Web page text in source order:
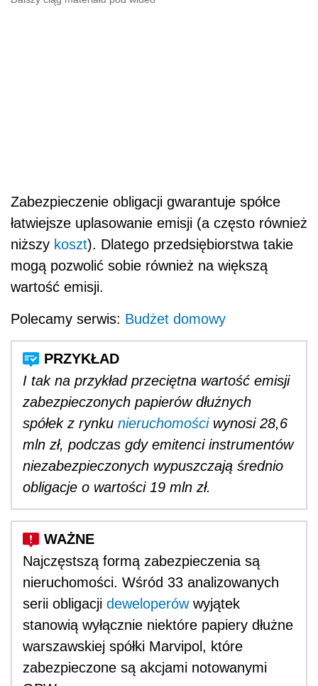
Zabezpieczenie obligacji gwarantuje spółce
łatwiejsze uplasowanie emisji (a często również
niższy koszt). Dlatego przedsiębiorstwa takie
mogą pozwolić sobie również na większą
wartość emisji.
Polecamy serwis: Budżet domowy
I tak na przykład przeciętna wartość emisji
zabezpieczonych papierów dłużnych
spółek z rynku nieruchomościwynosi 28,6
mln zł, podczas gdy emitenci instrumentów
niezabezpieczonych wypuszczają średnio
obligacje o wartości 19 mln zł.
Najczęstszą formą zabezpieczenia są
nieruchomości. Wśród 33 analizowanych
serii obligacji deweloperówwyjątek
stanowią wyłącznie niektóre papiery dłużne
warszawskiej spółki Marvipol, które
zabezpieczone są akcjami notowanymi